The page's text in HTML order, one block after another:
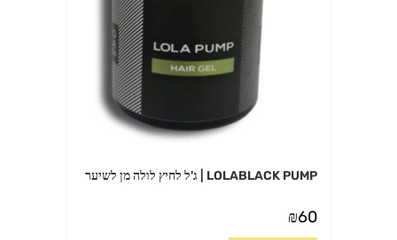
LOLABLACK PUMP | ג'ל לחיץ לולה מן לשיער
₪60